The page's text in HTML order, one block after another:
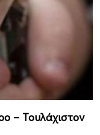
– Τουλάχιστον